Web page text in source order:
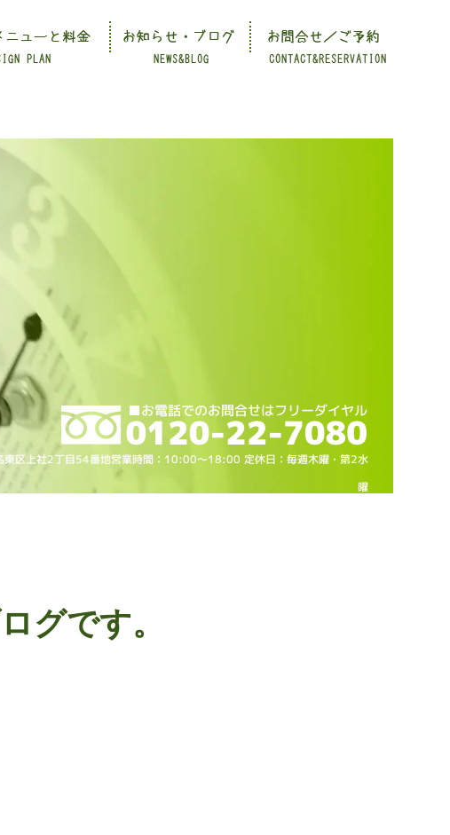
CONTACT&RESERVATION
PLAN NEWS&BLOG
ニューと料金 お知らせ・ブログ お問合せ／ご予約
区上社2丁目54番地営業時間：10:00～18:00 定休日：毎週木曜・第2水
曜
グです。